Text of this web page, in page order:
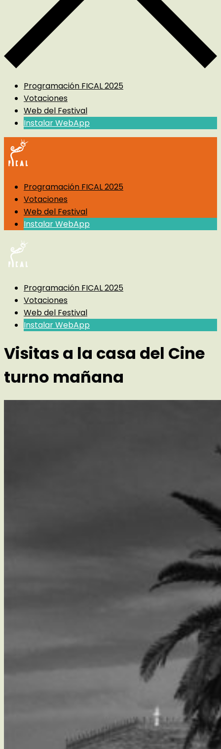
Programación FICAL 2025
Votaciones
Web del Festival
Instalar WebApp
Programación FICAL 2025
Votaciones
Web del Festival
Instalar WebApp
Programación FICAL 2025
Votaciones
Web del Festival
Instalar WebApp
Visitas a la casa del Cine
turno mañana